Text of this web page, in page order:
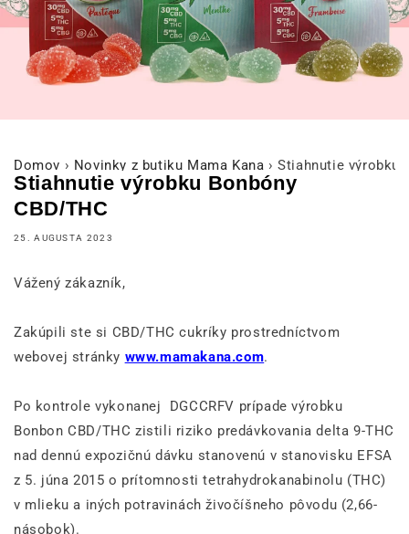
Domov › Novinky z butiku Mama Kana › Stiahnutie výrobku
Stiahnutie výrobku Bonbóny
CBD/THC
25. AUGUSTA 2023
Vážený zákazník,
Zakúpili ste si CBD/THC cukríky prostredníctvom
webovej stránky www.mamakana.com.
Po kontrole vykonanej DGCCRFV prípade výrobku
Bonbon CBD/THC zistili riziko predávkovania delta 9-THC
nad dennú expozičnú dávku stanovenú v stanovisku EFSA
z 5. júna 2015 o prítomnosti tetrahydrokanabinolu (THC)
v mlieku a iných potravinách živočíšneho pôvodu (2,66-
násobok).